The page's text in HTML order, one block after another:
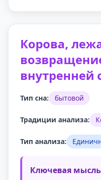
Корова,
внутренней
Тип сна: бытовой
Традиции анализа:
Тип анализа:
Ключевая мысль